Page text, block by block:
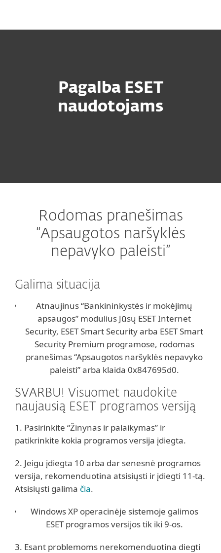
Pagalba ESET
naudotojams
Rodomas pranešimas
“Apsaugotos naršyklės
nepavyko paleisti”
Galima situacija
Atnaujinus “Bankininkystės ir mokėjimų
apsaugos” modulius Jūsų ESET Internet
Security, ESET Smart Security arba ESET Smart
Security Premium programose, rodomas
pranešimas “Apsaugotos naršyklės nepavyko
paleisti” arba klaida 0x847695d0.
SVARBU! Visuomet naudokite
naujausią ESET programos versiją
1. Pasirinkite “Žinynas ir palaikymas” ir
patikrinkite kokia programos versija įdiegta.
2. Jeigu įdiegta 10 arba dar senesnė programos
versija, rekomenduotina atsisiųsti ir įdiegti 11-tą.
Atsisiųsti galima čia.
Windows XP operacinėje sistemoje galimos
ESET programos versijos tik iki 9-os.
3. Esant problemoms nerekomenduotina diegti